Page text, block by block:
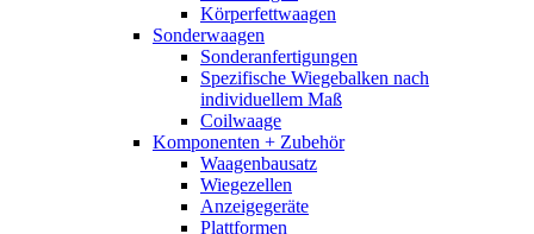
Körperfettwaagen
Sonderwaagen
Sonderanfertigungen
Spezifische Wiegebalken nach
individuellem Maß
Coilwaage
Komponenten + Zubehör
Waagenbausatz
Wiegezellen
Anzeigegeräte
Plattformen